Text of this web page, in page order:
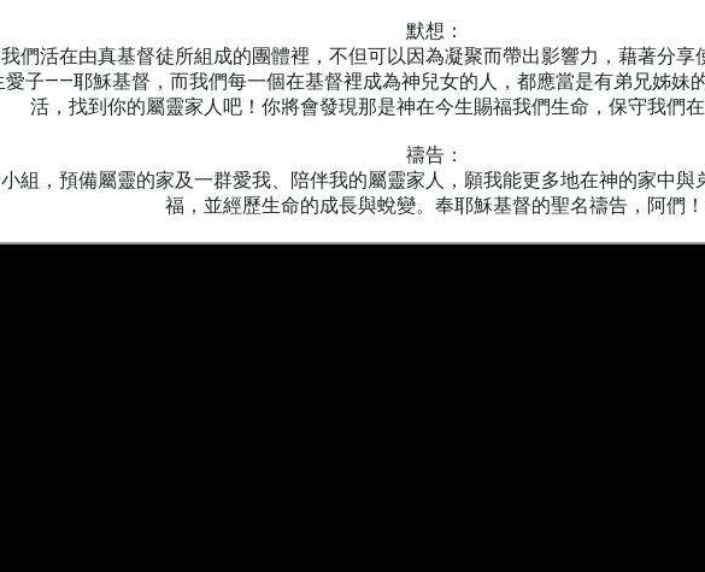
默想：
們活在由真基督徒所組成的團體裡，不但可以因為凝聚而帶出影響力，藉著分
子——耶穌基督，而我們每一個在基督裡成為神兒女的人，都應當是有弟兄姊妹
活，找到你的屬靈家人吧！你將會發現那是神在今生賜福我們生命，保守我們
禱告：
組，預備屬靈的家及一群愛我、陪伴我的屬靈家人，願我能更多地在神的家中
福，並經歷生命的成長與蛻變。奉耶穌基督的聖名禱告，阿們！